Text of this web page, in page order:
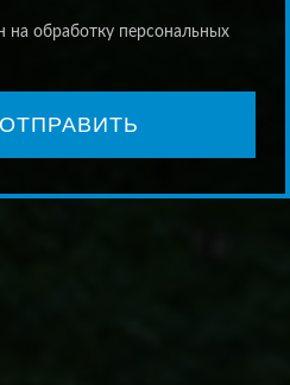
на обработку персональных